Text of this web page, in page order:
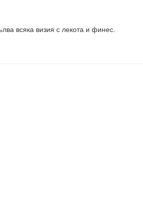
всяка визия с лекота и финес.